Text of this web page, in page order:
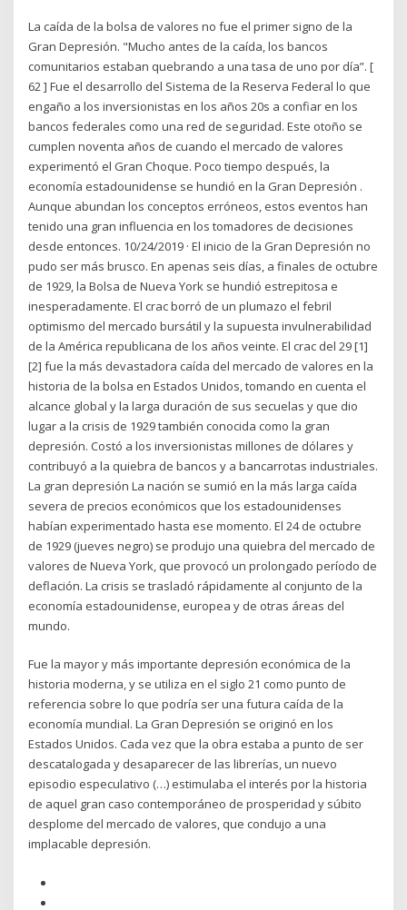
La caída de la bolsa de valores no fue el primer signo de la
Gran Depresión. "Mucho antes de la caída, los bancos
comunitarios estaban quebrando a una tasa de uno por día”. [
62 ] Fue el desarrollo del Sistema de la Reserva Federal lo que
engaño a los inversionistas en los años 20s a confiar en los
bancos federales como una red de seguridad. Este otoño se
cumplen noventa años de cuando el mercado de valores
experimentó el Gran Choque. Poco tiempo después, la
economía estadounidense se hundió en la Gran Depresión .
Aunque abundan los conceptos erróneos, estos eventos han
tenido una gran influencia en los tomadores de decisiones
desde entonces. 10/24/2019 · El inicio de la Gran Depresión no
pudo ser más brusco. En apenas seis días, a finales de octubre
de 1929, la Bolsa de Nueva York se hundió estrepitosa e
inesperadamente. El crac borró de un plumazo el febril
optimismo del mercado bursátil y la supuesta invulnerabilidad
de la América republicana de los años veinte. El crac del 29 [1]
[2] fue la más devastadora caída del mercado de valores en la
historia de la bolsa en Estados Unidos, tomando en cuenta el
alcance global y la larga duración de sus secuelas y que dio
lugar a la crisis de 1929 también conocida como la gran
depresión. Costó a los inversionistas millones de dólares y
contribuyó a la quiebra de bancos y a bancarrotas industriales.
La gran depresión La nación se sumió en la más larga caída
severa de precios económicos que los estadounidenses
habían experimentado hasta ese momento. El 24 de octubre
de 1929 (jueves negro) se produjo una quiebra del mercado de
valores de Nueva York, que provocó un prolongado período de
deflación. La crisis se trasladó rápidamente al conjunto de la
economía estadounidense, europea y de otras áreas del
mundo.
Fue la mayor y más importante depresión económica de la
historia moderna, y se utiliza en el siglo 21 como punto de
referencia sobre lo que podría ser una futura caída de la
economía mundial. La Gran Depresión se originó en los
Estados Unidos. Cada vez que la obra estaba a punto de ser
descatalogada y desaparecer de las librerías, un nuevo
episodio especulativo (…) estimulaba el interés por la historia
de aquel gran caso contemporáneo de prosperidad y súbito
desplome del mercado de valores, que condujo a una
implacable depresión.